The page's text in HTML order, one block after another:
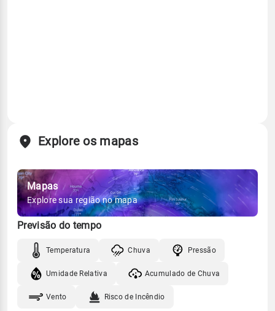
Explore os mapas
Mapas
Explore sua região no mapa
Previsão do tempo
Temperatura Chuva Pressão
Umidade Relativa Acumulado de Chuva
Vento Risco de Incêndio